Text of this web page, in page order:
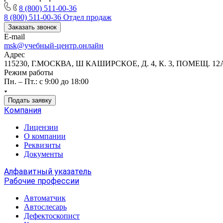
8 (800) 511-00-36
8 (800) 511-00-36 Отдел продаж
Заказать звонок
E-mail
msk@учебный-центр.онлайн
Адрес
115230, Г.МОСКВА, Ш КАШИРСКОЕ, Д. 4, К. 3, ПОМЕЩ.
Режим работы
Пн. – Пт.: с 9:00 до 18:00
Подать заявку
Компания
Лицензии
О компании
Реквизиты
Документы
Алфавитный указатель
Рабочие профессии
Автоматчик
Автослесарь
Дефектоскопист